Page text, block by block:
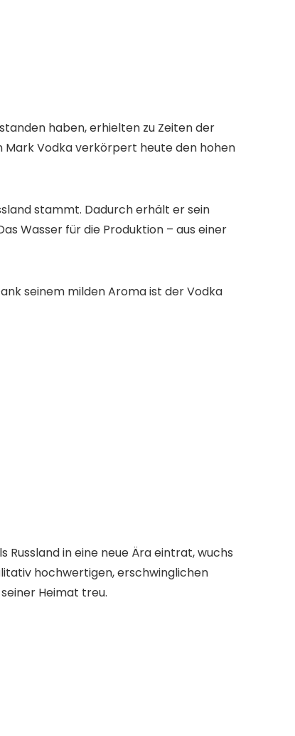
haben, erhielten zu Zeiten der
Mark Vodka verkörpert heute den hohen
stammt. Dadurch erhält er sein
Wasser für die Produktion – aus einer
seinem milden Aroma ist der Vodka
in eine neue Ära eintrat, wuchs
hochwertigen, erschwinglichen
Heimat treu.